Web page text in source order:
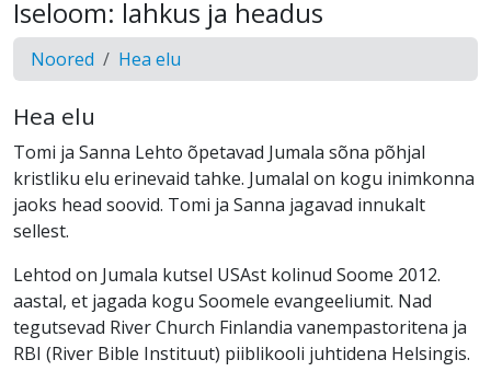
Iseloom: lahkus ja headus
Noored Hea elu
Hea elu
Tomi ja Sanna Lehto õpetavad Jumala sõna põhjal
kristliku elu erinevaid tahke. Jumalal on kogu inimkonna
jaoks head soovid. Tomi ja Sanna jagavad innukalt
sellest.
Lehtod on Jumala kutsel USAst kolinud Soome 2012.
aastal, et jagada kogu Soomele evangeeliumit. Nad
tegutsevad River Church Finlandia vanempastoritena ja
RBI (River Bible Instituut) piiblikooli juhtidena Helsingis.